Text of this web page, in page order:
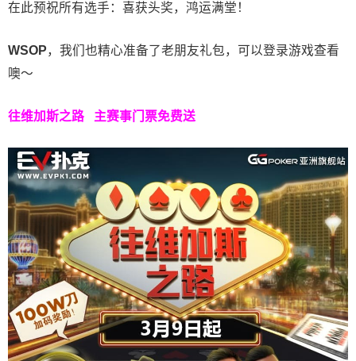
在此预祝所有选手：喜获头奖，鸿运满堂！
WSOP，我们也精心准备了老朋友礼包，可以登录游戏查看
噢～
往维加斯之路 主赛事门票免费送